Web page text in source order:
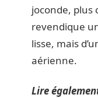
joconde, plus
revendique
lisse, mais
aérienne.
Lire